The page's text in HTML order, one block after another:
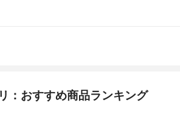
：おすすめ商品ランキング